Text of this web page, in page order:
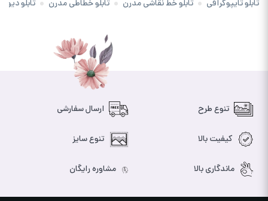
تابلو تایپوگرافی تابلو خط نقاشی مدرن تابلو خطاطی مدرن تابلو
تنوع طرح ارسال سفارشی
کیفیت بالا تنوع سایز
ماندگاری بالا مشاوره رایگان